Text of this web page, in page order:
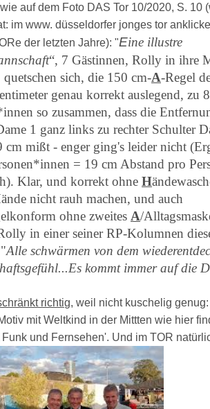
auf dem Foto DAS Tor 10/2020, S. 10
im www. düsseldorfer jonges tor
der letzten Jahre): "Eine illustre
schaft“, 7 Gästinnen, Rolly in ihre
quetschen sich, die 150 cm-A-Regel
genau korrekt auslegend, zu 8
so zusammen, dass die
1 ganz links zu rechter Schulter
cm mißt - enger ging's leider nicht
= 19 cm Abstand pro
Klar, und korrekt ohne H
nicht rauh machen, und auch
ohne zweites A/
in einer seiner RP-Kolumnen
Alle schwärmen von dem
s kommt immer auf die
richtig, weil nicht kuschelig
mit Weltkind in der Mittten wie hier
und Fernsehen'. Und im TOR